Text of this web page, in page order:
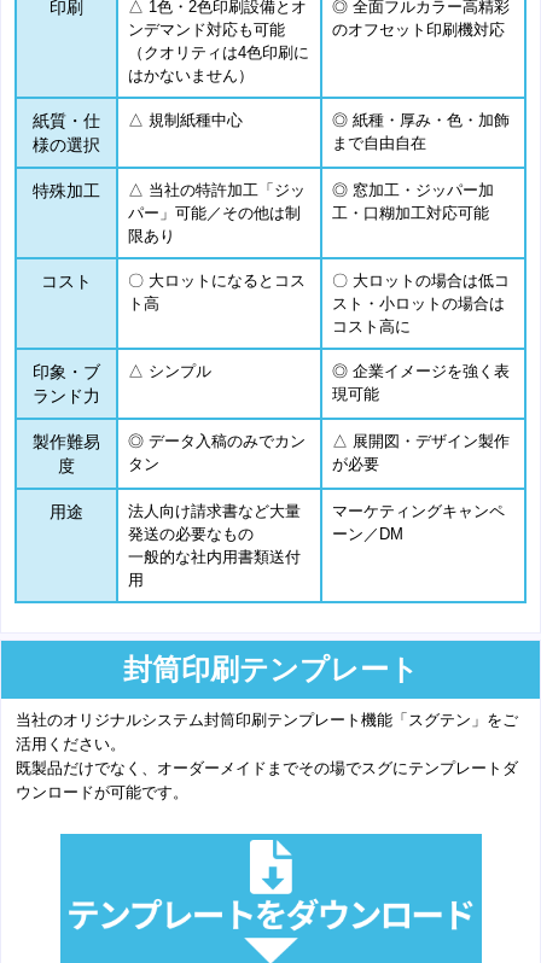
印刷
△ 1色・2色印刷設備とオ
ンデマンド対応も可能
（クオリティは4色印刷に
はかないません）
◎ 全面フルカラー高精彩
のオフセット印刷機対応
紙質・仕
様の選択
△ 規制紙種中心
◎ 紙種・厚み・色・加飾
まで自由自在
特殊加工
△ 当社の特許加工「ジッ
パー」可能／その他は制
限あり
◎ 窓加工・ジッパー加
工・口糊加工対応可能
コスト
〇 大ロットになるとコス
ト高
〇 大ロットの場合は低コ
スト・小ロットの場合は
コスト高に
印象・ブ
ランド力
△ シンプル
◎ 企業イメージを強く表
現可能
製作難易
度
◎ データ入稿のみでカン
タン
△ 展開図・デザイン製作
が必要
用途
法人向け請求書など大量
発送の必要なもの
一般的な社内用書類送付
用
マーケティングキャンペ
ーン／DM
封筒印刷テンプレート
当社のオリジナルシステム封筒印刷テンプレート機能「スグテン」をご
活用ください。
既製品だけでなく、オーダーメイドまでその場でスグにテンプレートダ
ウンロードが可能です。